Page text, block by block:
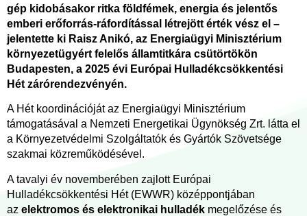
gép kidobásakor ritka földfémek, energia és jelentős
emberi erőforrás-ráfordítással létrejött érték vész el –
jelentette ki Raisz Anikó, az Energiaügyi Minisztérium
környezetügyért felelős államtitkára csütörtökön
Budapesten, a 2025 évi Európai Hulladékcsökkentési
Hét zárórendezvényén.
A Hét koordinációját az Energiaügyi Minisztérium
támogatásával a Nemzeti Energetikai Ügynökség Zrt. látta el
a Környezetvédelmi Szolgáltatók és Gyártók Szövetsége
szakmai közreműködésével.
A tavalyi év novemberében zajlott Európai
Hulladékcsökkentési Hét (EWWR) középpontjában
az elektromos és elektronikai hulladék megelőzése és